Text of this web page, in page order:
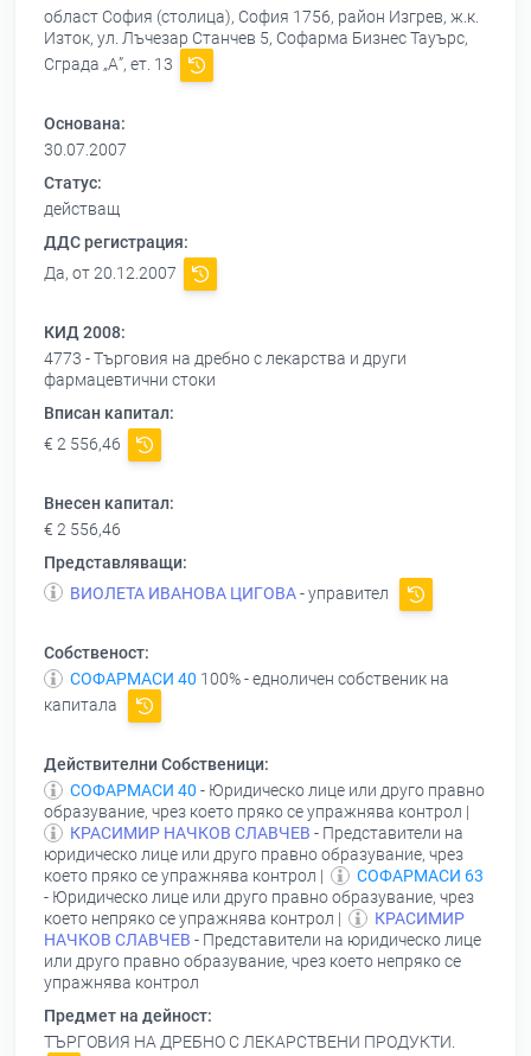
област София (столица), София 1756, район Изгрев, ж.к.
Изток, ул. Лъчезар Станчев 5, Софарма Бизнес Тауърс,
Сграда „А”, ет. 13
Основана:
30.07.2007
Статус:
действащ
ДДС регистрация:
Да, от 20.12.2007
КИД 2008:
4773 - Търговия на дребно с лекарства и други
фармацевтични стоки
Вписан капитал:
€ 2 556,46
Внесен капитал:
€ 2 556,46
Представляващи:
ВИОЛЕТА ИВАНОВА ЦИГОВА- управител
Собственост:
СОФАРМАСИ 40 100% - едноличен собственик на
капитала
Действителни Собственици:
СОФАРМАСИ 40 - Юридическо лице или друго правно
образувание, чрез което пряко се упражнява контрол |
КРАСИМИР НАЧКОВ СЛАВЧЕВ - Представители на
юридическо лице или друго правно образувание, чрез
което пряко се упражнява контрол |
СОФАРМАСИ 63
- Юридическо лице или друго правно образувание, чрез
което непряко се упражнява контрол |
КРАСИМИР
НАЧКОВ СЛАВЧЕВ - Представители на юридическо лице
или друго правно образувание, чрез което непряко се
упражнява контрол
Предмет на дейност:
ТЪРГОВИЯ НА ДРЕБНО С ЛЕКАРСТВЕНИ ПРОДУКТИ.